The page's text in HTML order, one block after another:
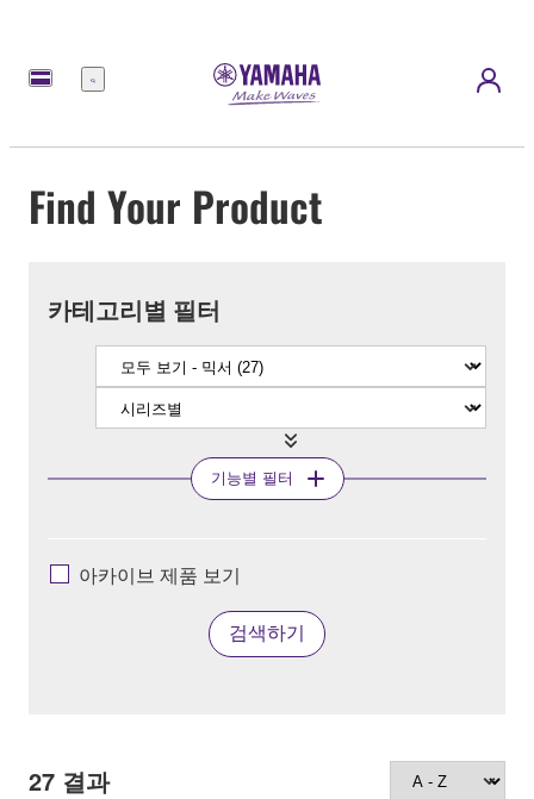
메
Find Your Product
카테고리별 필터
기능별 필터
아카이브 제품 보기
검색하기
27 결과